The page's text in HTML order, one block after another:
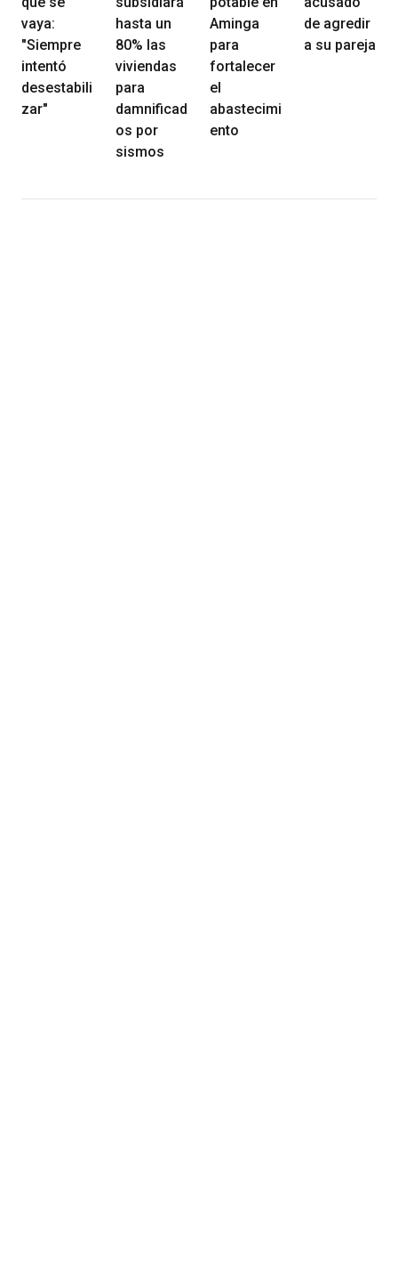
vaya:
"Siempre
intentó
desestabili
zar"
hasta un
80% las
viviendas
para
damnificad
os por
sismos
Aminga
para
fortalecer
el
abastecimi
ento
de agredir
a su pareja